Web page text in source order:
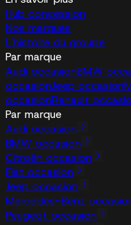
Hub concession
Nos marques
L'histoire du groupe
Par marque
Audi occasionBMW
occasionJeep occasion
occasionRenault
Par marque
Audi occasion
BMW occasion
Citroën occasion
Fiat occasion
Jeep occasion
Mercedes-Benz
Peugeot occasion